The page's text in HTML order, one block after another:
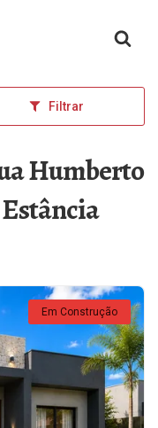
Filtrar
Humberto
Em Construção